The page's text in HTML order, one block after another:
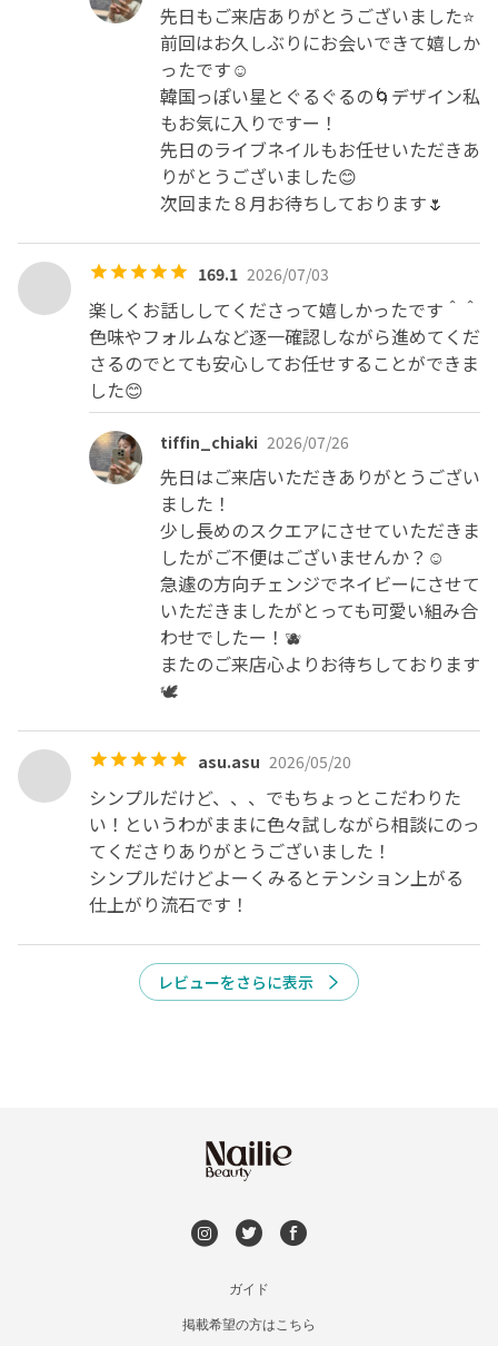
先日もご来店ありがとうございました⭐️
前回はお久しぶりにお会いできて嬉しか
ったです☺️
韓国っぽい星とぐるぐるの🌀デザイン私
もお気に入りですー！
先日のライブネイルもお任せいただきあ
りがとうございました😊
次回また８月お待ちしております🌷
169.1 2026/07/03
楽しくお話ししてくださって嬉しかったです＾＾
色味やフォルムなど逐一確認しながら進めてくだ
さるのでとても安心してお任せすることができま
した😊
tiffin_chiaki 2026/07/26
先日はご来店いただきありがとうござい
ました！
少し長めのスクエアにさせていただきま
したがご不便はございませんか？☺️
急遽の方向チェンジでネイビーにさせて
いただきましたがとっても可愛い組み合
わせでしたー！🫐
またのご来店心よりお待ちしております
🕊️
asu.asu 2026/05/20
シンプルだけど、、、でもちょっとこだわりた
い！というわがままに色々試しながら相談にのっ
てくださりありがとうございました！
シンプルだけどよーくみるとテンション上がる
仕上がり流石です！
レビューをさらに表示
ガイド
掲載希望の方はこちら